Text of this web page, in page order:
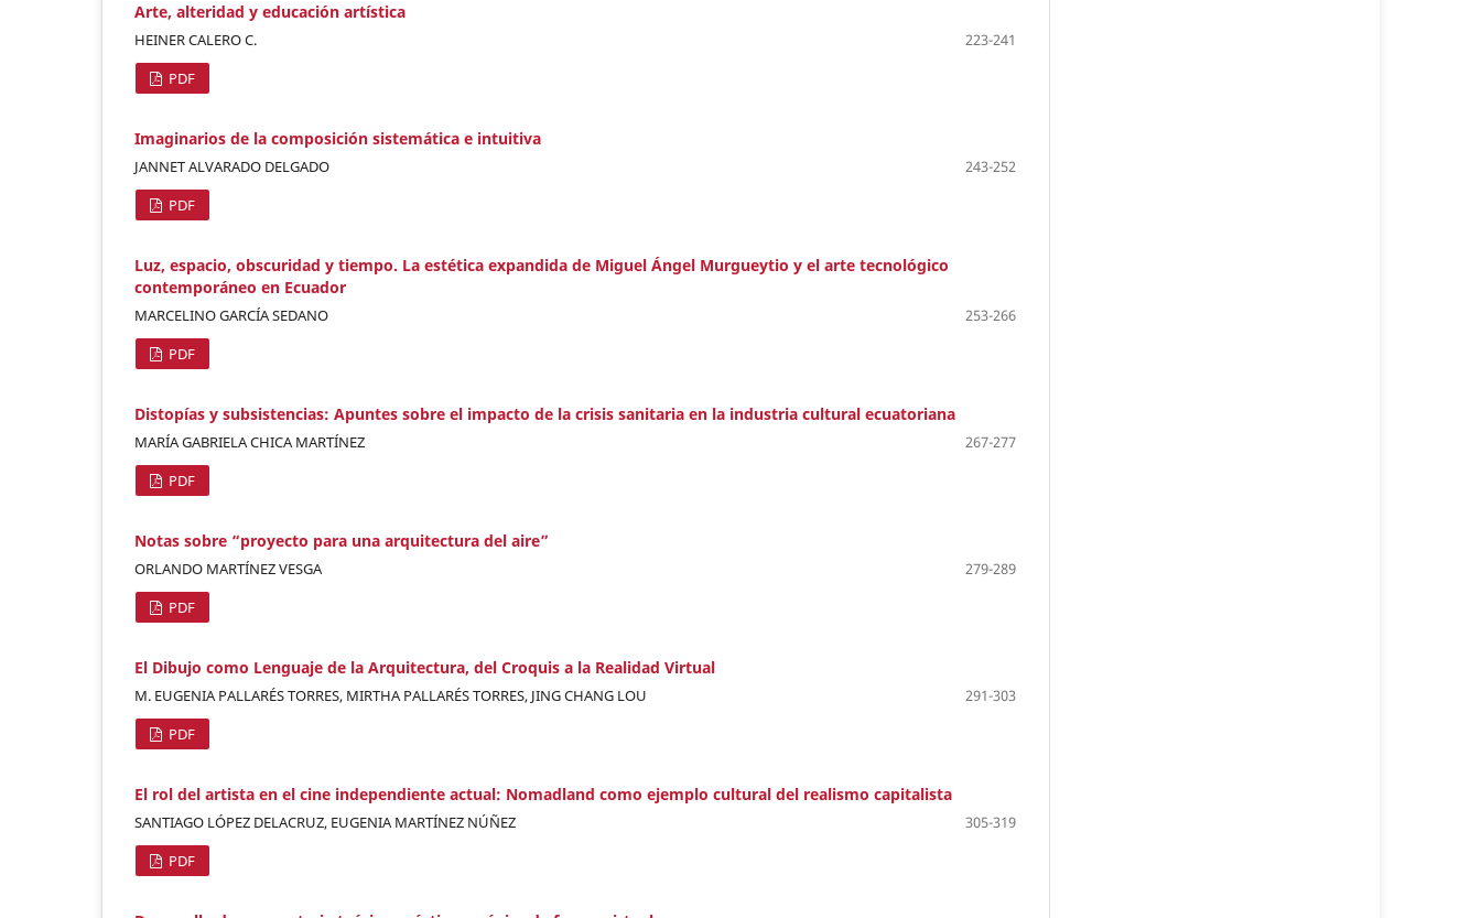
Arte, alteridad y educación artística
HEINER CALERO C.
223-241
PDF
Imaginarios de la composición sistemática e intuitiva
JANNET ALVARADO DELGADO
243-252
PDF
Luz, espacio, obscuridad y tiempo. La estética expandida de Miguel Ángel Murgueytio y el arte tecnológico
contemporáneo en Ecuador
MARCELINO GARCÍA SEDANO
253-266
PDF
Distopías y subsistencias: Apuntes sobre el impacto de la crisis sanitaria en la industria cultural ecuatoriana
MARÍA GABRIELA CHICA MARTÍNEZ
267-277
PDF
Notas sobre “proyecto para una arquitectura del aire”
ORLANDO MARTÍNEZ VESGA
279-289
PDF
El Dibujo como Lenguaje de la Arquitectura, del Croquis a la Realidad Virtual
M. EUGENIA PALLARÉS TORRES, MIRTHA PALLARÉS TORRES, JING CHANG LOU
291-303
PDF
El rol del artista en el cine independiente actual: Nomadland como ejemplo cultural del realismo capitalista
SANTIAGO LÓPEZ DELACRUZ, EUGENIA MARTÍNEZ NÚÑEZ
305-319
PDF